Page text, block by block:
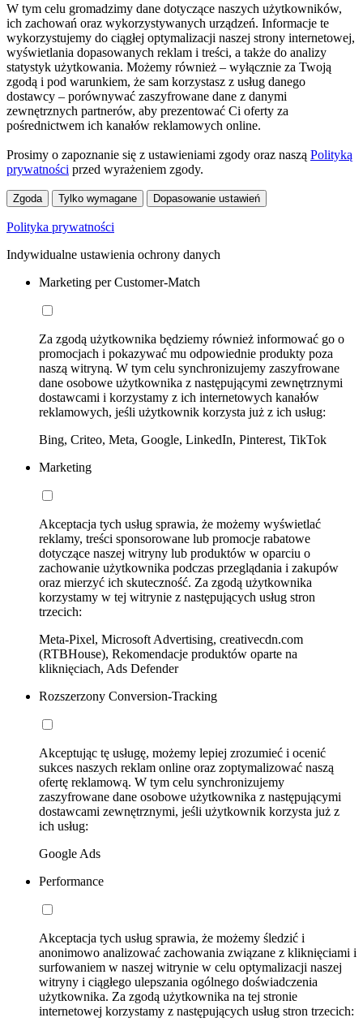
W tym celu gromadzimy dane dotyczące naszych użytkowników,
ich zachowań oraz wykorzystywanych urządzeń. Informacje te
wykorzystujemy do ciągłej optymalizacji naszej strony internetowej,
wyświetlania dopasowanych reklam i treści, a także do analizy
statystyk użytkowania. Możemy również – wyłącznie za Twoją
zgodą i pod warunkiem, że sam korzystasz z usług danego
dostawcy – porównywać zaszyfrowane dane z danymi
zewnętrznych partnerów, aby prezentować Ci oferty za
pośrednictwem ich kanałów reklamowych online.
Prosimy o zapoznanie się z ustawieniami zgody oraz naszą Polityką
prywatności przed wyrażeniem zgody.
Zgoda Tylko wymagane Dopasowanie ustawień
Polityka prywatności
Indywidualne ustawienia ochrony danych
Marketing per Customer-Match
Za zgodą użytkownika będziemy również informować go o
promocjach i pokazywać mu odpowiednie produkty poza
naszą witryną. W tym celu synchronizujemy zaszyfrowane
dane osobowe użytkownika z następującymi zewnętrznymi
dostawcami i korzystamy z ich internetowych kanałów
reklamowych, jeśli użytkownik korzysta już z ich usług:
Bing, Criteo, Meta, Google, LinkedIn, Pinterest, TikTok
Marketing
Akceptacja tych usług sprawia, że możemy wyświetlać
reklamy, treści sponsorowane lub promocje rabatowe
dotyczące naszej witryny lub produktów w oparciu o
zachowanie użytkownika podczas przeglądania i zakupów
oraz mierzyć ich skuteczność. Za zgodą użytkownika
korzystamy w tej witrynie z następujących usług stron
trzecich:
Meta-Pixel, Microsoft Advertising, creativecdn.com
(RTBHouse), Rekomendacje produktów oparte na
kliknięciach, Ads Defender
Rozszerzony Conversion-Tracking
Akceptując tę usługę, możemy lepiej zrozumieć i ocenić
sukces naszych reklam online oraz zoptymalizować naszą
ofertę reklamową. W tym celu synchronizujemy
zaszyfrowane dane osobowe użytkownika z następującymi
dostawcami zewnętrznymi, jeśli użytkownik korzysta już z
ich usług:
Google Ads
Performance
Akceptacja tych usług sprawia, że możemy śledzić i
anonimowo analizować zachowania związane z kliknięciami i
surfowaniem w naszej witrynie w celu optymalizacji naszej
witryny i ciągłego ulepszania ogólnego doświadczenia
użytkownika. Za zgodą użytkownika na tej stronie
internetowej korzystamy z następujących usług stron trzecich: